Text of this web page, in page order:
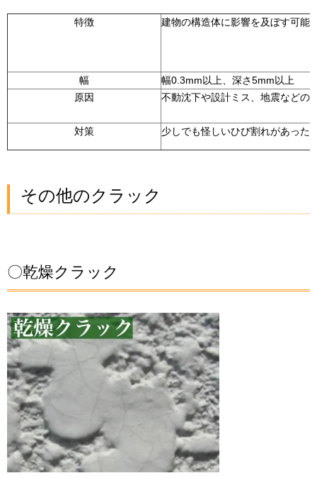
特徴 建物の構造体に影響を及ぼす可能
幅
幅0.3mm以上、深さ5mm以上
原因
不動沈下や設計ミス、地震などの
対策 少しでも怪しいひび割れがあった
その他のクラック
〇乾燥クラック